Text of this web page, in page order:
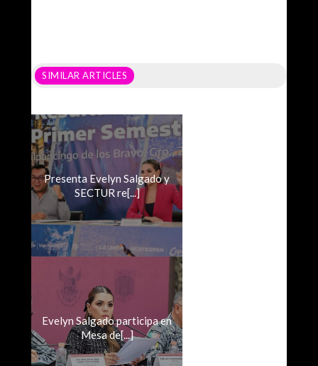
SIMILAR ARTICLES
Presenta Evelyn Salgado y
SECTUR re[...]
Evelyn Salgado participa en
Mesa de[...]